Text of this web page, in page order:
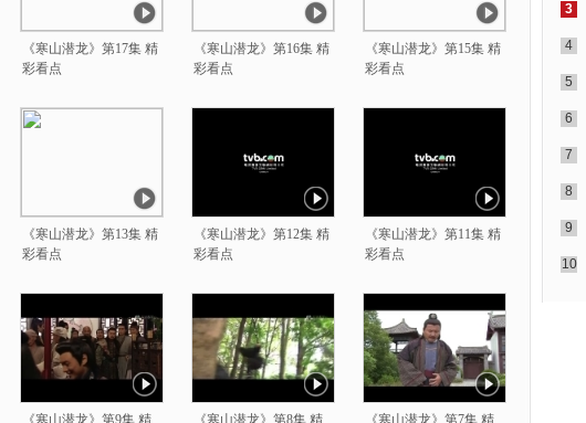
《寒山潜龙》第17集 精
彩看点
《寒山潜龙》第16集 精
彩看点
《寒山潜龙》第15集 精
彩看点
《寒山潜龙》第13集 精
彩看点
《寒山潜龙》第12集 精
彩看点
《寒山潜龙》第11集 精
彩看点
《寒山潜龙》第9集 精 《寒山潜龙》第8集 精 《寒山潜龙》第7集 精
3
4
5
6
7
8
9
10